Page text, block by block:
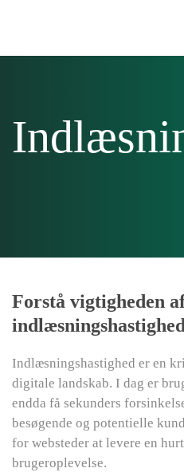
Forstå vigtigheden
indlæsningshastighed
Indlæsningshastighed er en
digitale landskab. I dag er
endda få sekunders
besøgende og potentielle
for websteder at levere en
brugeroplevelse.